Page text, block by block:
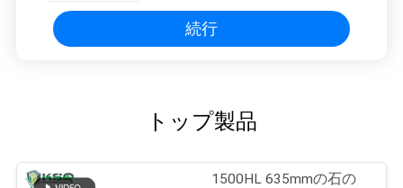
続行
トップ製品
1500HL 635mmの石の